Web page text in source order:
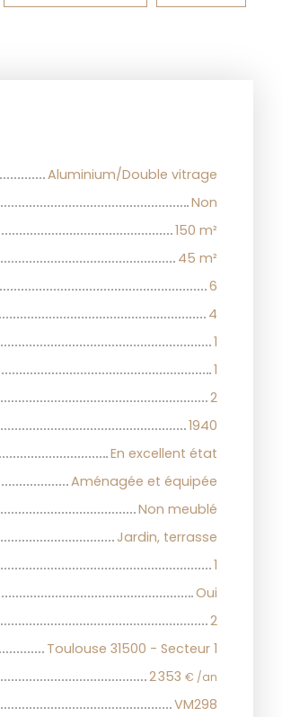
Aluminium/Double vitrage
Non
150 m²
45 m²
6
4
1
1
2
1940
En excellent état
Aménagée et équipée
Non meublé
Jardin, terrasse
1
Oui
2
Toulouse 31500 - Secteur 1
2 353 € /an
VM298